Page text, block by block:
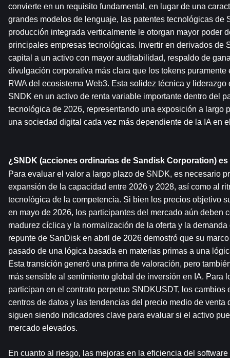
convierte en un requisito fundamental, en lugar de una
grandes modelos de lenguaje, las patentes tecnológicas de
producción integrada verticalmente le otorgan mayor poder
principales empresas tecnológicas. Invertir en derivados de
capital a un activo con mayor auditabilidad, respaldo de
divulgación corporativa más clara que los tokens puramente
RWA del ecosistema Web3. Esta solidez técnica y
SNDK en un activo de renta variable importante dentro del
tecnológica de 2026, representando una exposición a largo
una sociedad digital cada vez más dependiente de la IA en
¿SNDK (acciones ordinarias de Sandisk Corporation)
Para evaluar el valor a largo plazo de SNDK, es necesario
expansión de la capacidad entre 2026 y 2028, así como al
tecnológica de la competencia. Si bien los precios objetivo
en mayo de 2026, los participantes del mercado aún deben
madurez cíclica y la normalización de la oferta y la
repunte de SanDisk en abril de 2026 demostró que su
pasado de una lógica basada en materias primas a una
Esta transición generó una prima de valoración, pero
más sensible al sentimiento global de inversión en IA. Para
participan en el contrato perpetuo SNDKUSDT, los cambios
centros de datos y las tendencias del precio medio de venta
siguen siendo indicadores clave para evaluar si el activo
mercado elevados.
En cuanto al riesgo, las mejoras en la eficiencia del